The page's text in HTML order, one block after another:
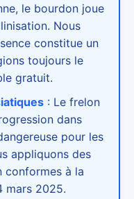
le bourdon joue
Nous
constitue un
toujours le
gratuit.
: Le frelon
dans
pour les
appliquons des
conformes à la
mars 2025.